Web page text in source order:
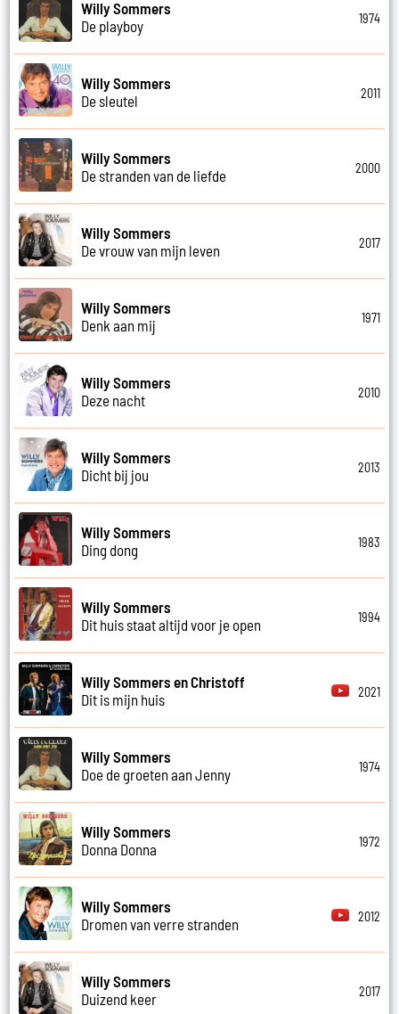
Willy Sommers
De playboy
1974
Willy Sommers
De sleutel
2011
Willy Sommers
De stranden van de liefde
2000
Willy Sommers
De vrouw van mijn leven
2017
Willy Sommers
Denk aan mij
1971
Willy Sommers
Deze nacht
2010
Willy Sommers
Dicht bij jou
2013
Willy Sommers
Ding dong
1983
Willy Sommers
Dit huis staat altijd voor je open
1994
Willy Sommers en Christoff
Dit is mijn huis
2021
Willy Sommers
Doe de groeten aan Jenny
1974
Willy Sommers
Donna Donna
1972
Willy Sommers
Dromen van verre stranden
2012
Willy Sommers
Duizend keer
2017